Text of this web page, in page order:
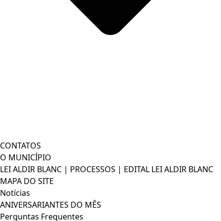
CONTATOS
O MUNICÍPIO
LEI ALDIR BLANC | PROCESSOS | EDITAL LEI ALDIR BLANC
MAPA DO SITE
Notícias
ANIVERSARIANTES DO MÊS
Perguntas Frequentes